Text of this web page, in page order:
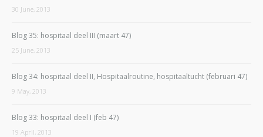
30 June, 2013
Blog 35: hospitaal deel III (maart 47)
25 June, 2013
Blog 34: hospitaal deel II, Hospitaalroutine, hospitaaltucht (februari 47)
9 May, 2013
Blog 33: hospitaal deel I (feb 47)
19 April, 2013